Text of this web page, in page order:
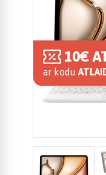
10€
ar kodu